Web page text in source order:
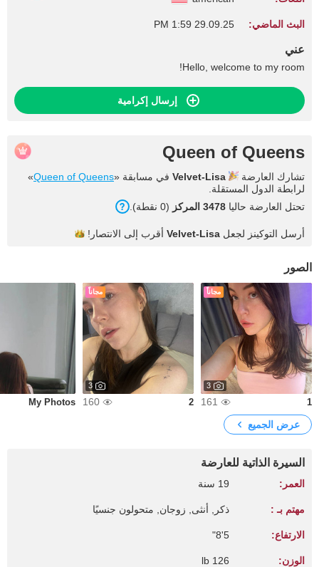
البث الماضي: 29.09.25 1:59 PM
عني
Hello, welcome to my room!
إرسال إكرامية
Queen of Queens
تشارك العارضة Velvet-Lisa في مسابقة «Queen of Queens
»
لرابطة الدول المستقلة.
تحتل العارضة حاليا 3478 المركز (0 نقطة).
أرسل التوكينز لجعل Velvet-Lisa أقرب إلى الانتصار!
الصور
مجاناً
3
1
161
مجاناً
3
2
160
My Photos
عرض الجميع
السيرة الذاتية للعارضة
العمر: 19 سنة
مهتم بـ : ذكر, أنثى, زوجان, متحولون جنسيًا
الارتفاع: 5'8"
الوزن: 126 lb